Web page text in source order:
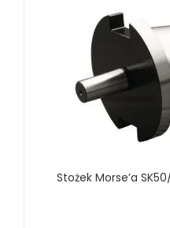
KOSZT DOSTAWY
Stożek Morse’a